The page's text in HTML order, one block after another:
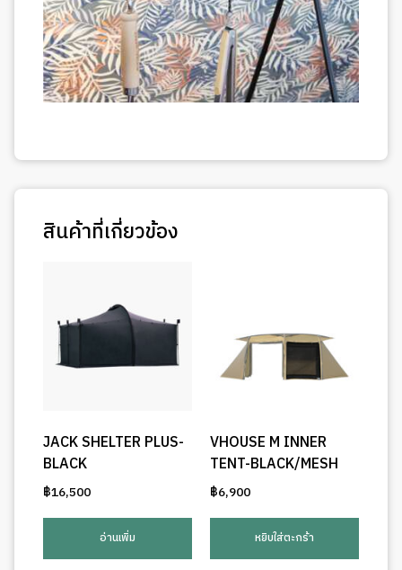
สินค้าที่เกี่ยวข้อง
JACK SHELTER PLUS-
BLACK
฿16,500
อ่านเพิ่ม
VHOUSE M INNER
TENT-BLACK/MESH
฿6,900
หยิบใส่ตะกร้า